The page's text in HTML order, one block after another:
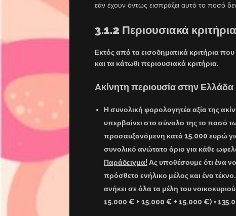
εάν έχουν όντως εισπράξει αυτό το ποσό
3.1.2 Περιουσιακά κριτήρια
Εκτός από τα εισοδηματικά κριτήρια
και τα κάτωθι περιουσιακά κριτήρια.
Ακίνητη περιουσία στην
Η συνολική φορολογητέα αξία της
υπερβαίνει στο σύνολο της το ποσό
προσαυξανόμενη κατά15.000 ευρώ
συνολικό ανώτατο όριο για κάθε
Παράδειγμα! Ας υποθέσουμε ότι ένα
πρόσθετο ενήλικο μέλος και ένα
ανήκει σε όλα τα μέλη του
15.000 € + 15.000 € + 15.000 €) =